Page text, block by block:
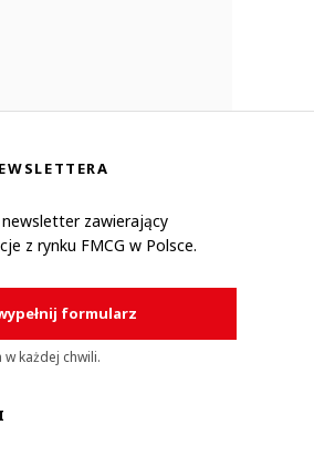
zawierający
z rynku FMCG w Polsce.
formularz
każdej chwili.